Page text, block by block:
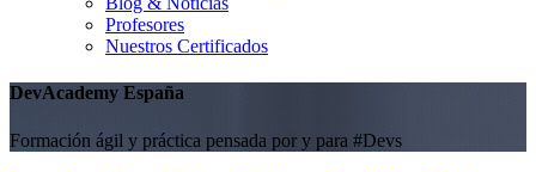
Profesores
Nuestros Certificados
DevAcademy España
Formación ágil y práctica pensada por y para #Devs